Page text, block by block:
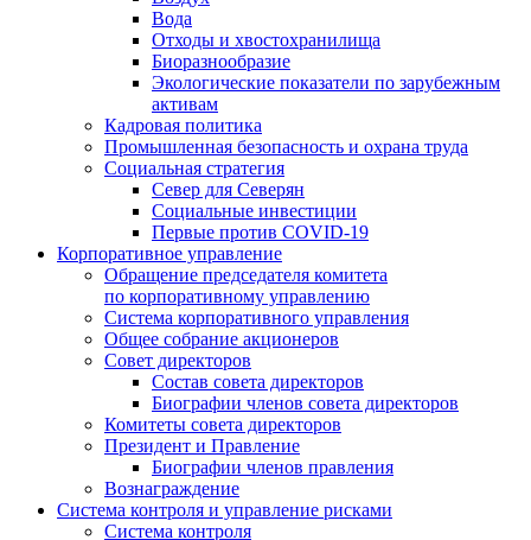
Вода
Отходы и хвостохранилища
Биоразнообразие
Экологические показатели по зарубежным
активам
Кадровая политика
Промышленная безопасность и охрана труда
Социальная стратегия
Север для Северян
Социальные инвестиции
Первые против COVID‑19
Корпоративное управление
Обращение председателя комитета
по корпоративному управлению
Система корпоративного управления
Общее собрание акционеров
Совет директоров
Состав совета директоров
Биографии членов совета директоров
Комитеты совета директоров
Президент и Правление
Биографии членов правления
Вознаграждение
Система контроля и управление рисками
Система контроля